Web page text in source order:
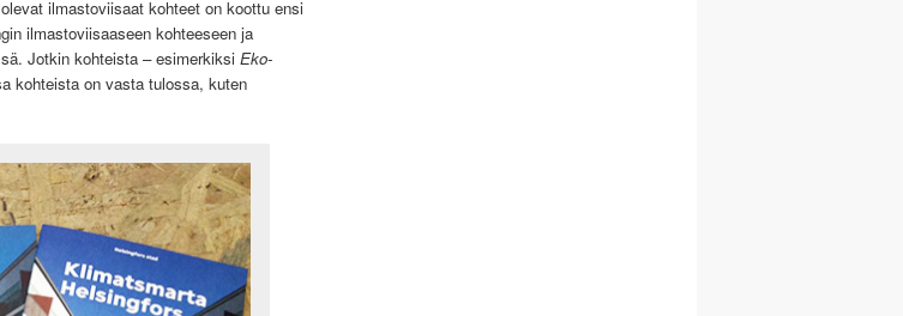
ilmastoviisaat kohteet on koottu ensi
ilmastoviisaaseen kohteeseen ja
Jotkin kohteista – esimerkiksi Eko-
kohteista on vasta tulossa, kuten